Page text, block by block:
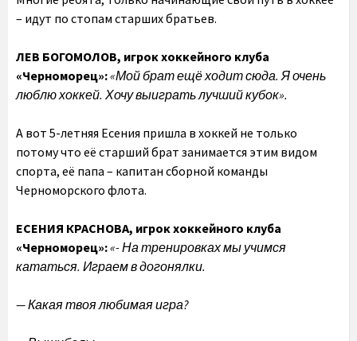
– идут по стопам старших братьев.
ЛЕВ БОГОМОЛОВ, игрок хоккейного клуба
«Черноморец»:«Мой брат ещё ходит сюда. Я очень
люблю хоккей. Хочу выиграть лучший кубок».
А вот 5-летняя Есения пришла в хоккей не только
потому что её старший брат занимается этим видом
спорта, её папа – капитан сборной команды
Черноморского флота.
ЕСЕНИЯ КРАСНОВА, игрок хоккейного клуба
«Черноморец»:«- На тренировках мы учимся
кататься. Играем в догонялки.
— Какая твоя любимая игра?